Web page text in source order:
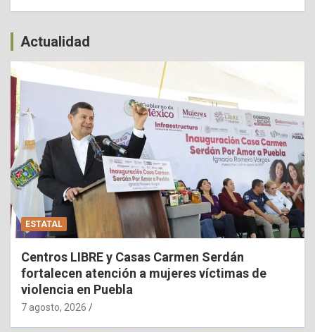
Actualidad
ESTATAL
Centros LIBRE y Casas Carmen Serdán
fortalecen atención a mujeres víctimas de
violencia en Puebla
7 agosto, 2026